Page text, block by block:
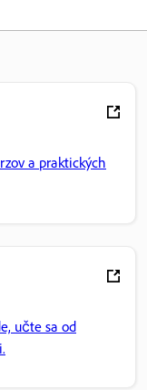
a praktických
učte sa od